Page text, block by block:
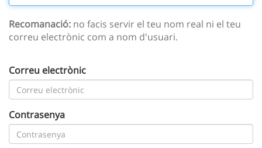
Recomanació: no facis servir el teu nom real ni el teu
correu electrònic com a nom d'usuari.
Correu electrònic
Contrasenya